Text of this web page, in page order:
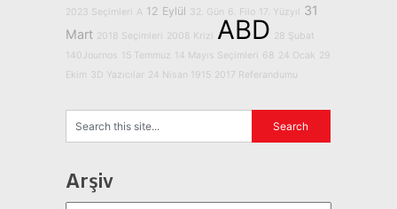
2023 Seçimleri A 12 Eylül 32. Gün 6. Filo 17. Yüzyıl
31
Mart 2018 Seçimleri 2008 Krizi ABD 28 Şubat
140Journos 15 Temmuz 14 Mayıs Seçimleri 68 24 Ocak 29
Ekim 3D Yazıcılar 24 Nisan 1915 2017 Referandumu
Arşiv